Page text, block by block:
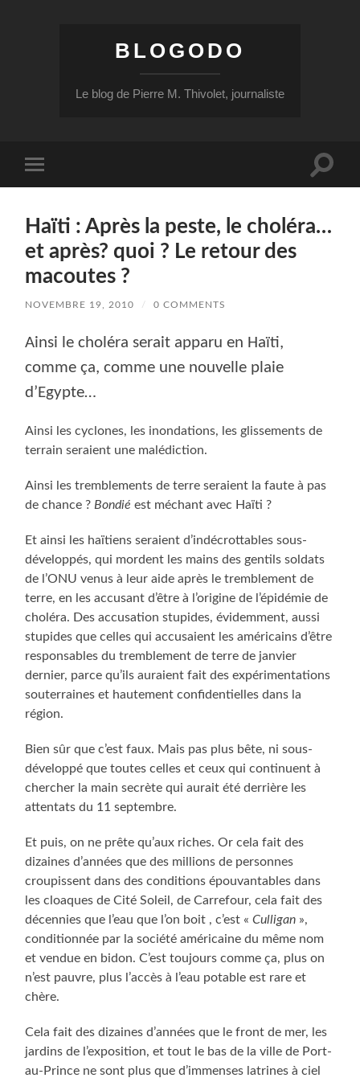
BLOGODO
Le blog de Pierre M. Thivolet, journaliste
mobile
Toggle
Haïti : Après la peste, le choléra…
et après? quoi ? Le retour des
macoutes ?
NOVEMBRE 19, 2010 / 0 COMMENTS
Ainsi le choléra serait apparu en Haïti,
comme ça, comme une nouvelle plaie
d’Egypte…
Ainsi les cyclones, les inondations, les glissements de
terrain seraient une malédiction.
Ainsi les tremblements de terre seraient la faute à pas
de chance ? Bondié est méchant avec Haïti ?
Et ainsi les haïtiens seraient d’indécrottables sous-
développés, qui mordent les mains des gentils soldats
de l’ONU venus à leur aide après le tremblement de
terre, en les accusant d’être à l’origine de l’épidémie de
choléra. Des accusation stupides, évidemment, aussi
stupides que celles qui accusaient les américains d’être
responsables du tremblement de terre de janvier
dernier, parce qu’ils auraient fait des expérimentations
souterraines et hautement confidentielles dans la
région.
Bien sûr que c’est faux. Mais pas plus bête, ni sous-
développé que toutes celles et ceux qui continuent à
chercher la main secrète qui aurait été derrière les
attentats du 11 septembre.
Et puis, on ne prête qu’aux riches. Or cela fait des
dizaines d’années que des millions de personnes
croupissent dans des conditions épouvantables dans
les cloaques de Cité Soleil, de Carrefour, cela fait des
décennies que l’eau que l’on boit , c’est «Culligan »,
conditionnée par la société américaine du même nom
et vendue en bidon. C’est toujours comme ça, plus on
n’est pauvre, plus l’accès à l’eau potable est rare et
chère.
Cela fait des dizaines d’années que le front de mer, les
jardins de l’exposition, et tout le bas de la ville de Port-
au-Prince ne sont plus que d’immenses latrines à ciel